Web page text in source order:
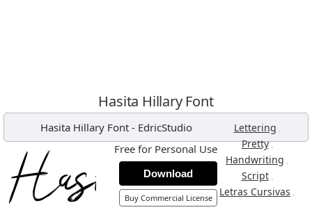
Hasita Hillary Font
Hasita Hillary Font- EdricStudio Lettering ,
Pretty,
Handwriting ,
Script ,
Letras Cursivas ,
Free for Personal Use
Download
Buy Commercial License